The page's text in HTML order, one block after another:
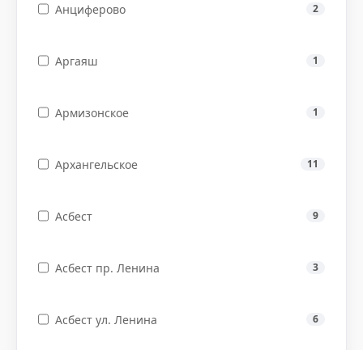
Анциферово 2
Аргаяш 1
Армизонское 1
Архангельское 11
Асбест 9
Асбест пр. Ленина 3
Асбест ул. Ленина 6